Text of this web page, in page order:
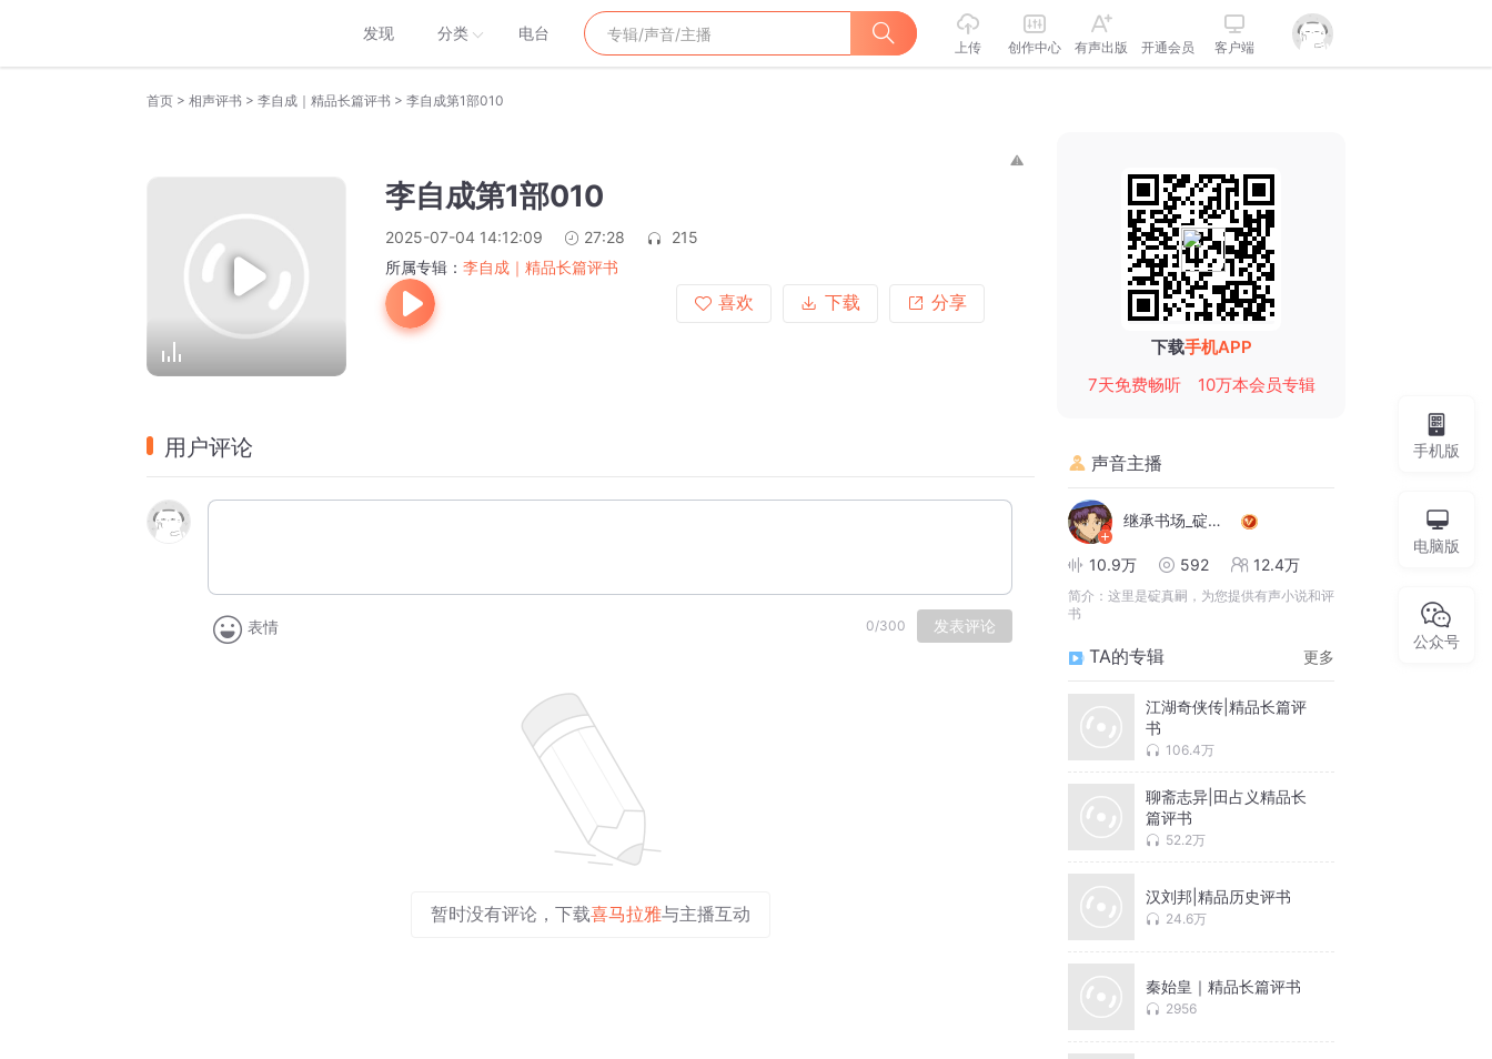
发现 分类 电台
上传 创作中心 有声出版 开通会员 客户端
首页 > 相声评书 > 李自成｜精品长篇评书 > 李自成第1部010
李自成第1部010
2025-07-04 14:12:09 27:28
215
所属专辑： 李自成｜精品长篇评书
喜欢
下载 分享
用户评论
表情 0/300 发表评论
暂时没有评论，下载喜马拉雅与主播互动
下载手机APP
7天免费畅听
10万本会员专辑
声音主播
继承书场_碇真嗣
10.9万 592 12.4万
简介： 这里是碇真嗣，为您提供有声小说和评
书
TA的专辑 更多
江湖奇侠传|精品长篇评
书
106.4万
聊斋志异|田占义精品长
篇评书
52.2万
汉刘邦|精品历史评书
24.6万
秦始皇｜精品长篇评书
2956
手机版
电脑版
公众号